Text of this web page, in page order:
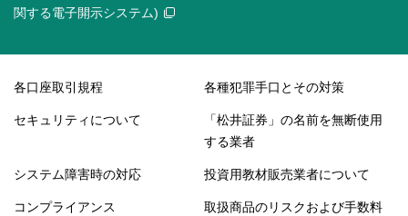
関する電子開示システム)
各口座取引規程 各種犯罪手口とその対策
セキュリティについて
「松井証券」の名前を無断使用
する業者
システム障害時の対応 投資用教材販売業者について
コンプライアンス
取扱商品のリスクおよび手数料